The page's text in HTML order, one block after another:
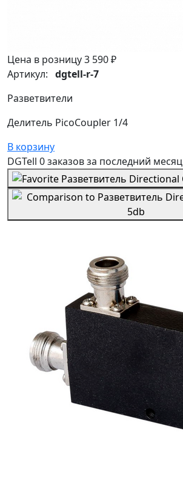
Цена в розницу3 590 ₽
Артикул: dgtell-r-7
Разветвители
Делитель PicoCoupler 1/4
В корзину
DGTell 0 заказовза последний месяц